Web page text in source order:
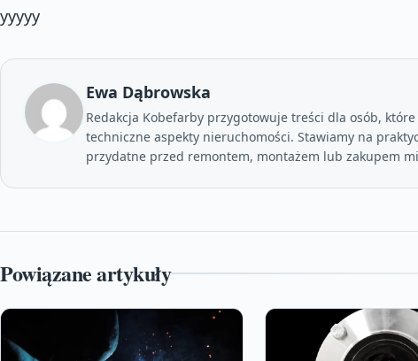
yyyyy
Ewa Dąbrowska
Redakcja Kobefarby przygotowuje treści dla osób,
techniczne aspekty nieruchomości. Stawiamy na
przydatne przed remontem, montażem lub zakupem
Powiązane artykuły